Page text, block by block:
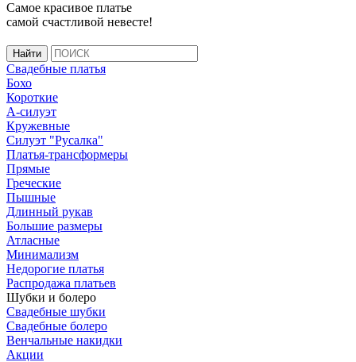
Самое красивое платье
самой счастливой невесте!
Свадебные платья
Бохо
Короткие
А-силуэт
Кружевные
Силуэт "Русалка"
Платья-трансформеры
Прямые
Греческие
Пышные
Длинный рукав
Большие размеры
Атласные
Минимализм
Недорогие платья
Распродажа платьев
Шубки и болеро
Свадебные шубки
Свадебные болеро
Венчальные накидки
Акции